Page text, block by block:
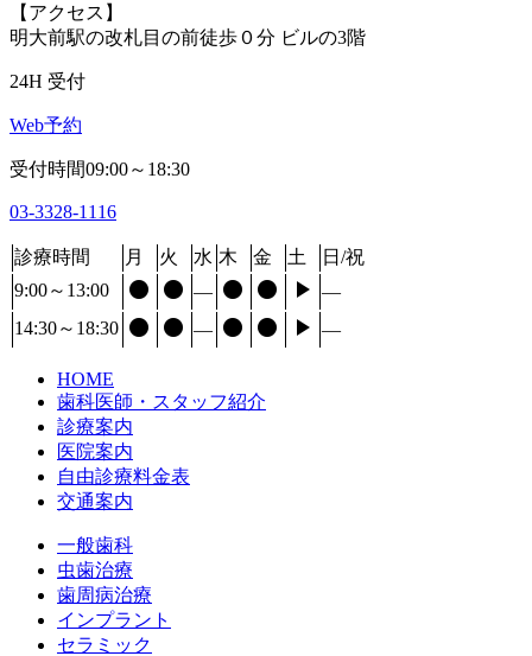
【アクセス】
明大前駅の改札目の前徒歩０分 ビルの3階
24H 受付
Web予約
受付時間09:00～18:30
03-3328-1116
診療時間 月 火 水 木 金 土
日/祝
9:00～13:00
  ―    ―
14:30～18:30   ―    ―
HOME
歯科医師・スタッフ紹介
診療案内
医院案内
自由診療料金表
交通案内
一般歯科
虫歯治療
歯周病治療
インプラント
セラミック